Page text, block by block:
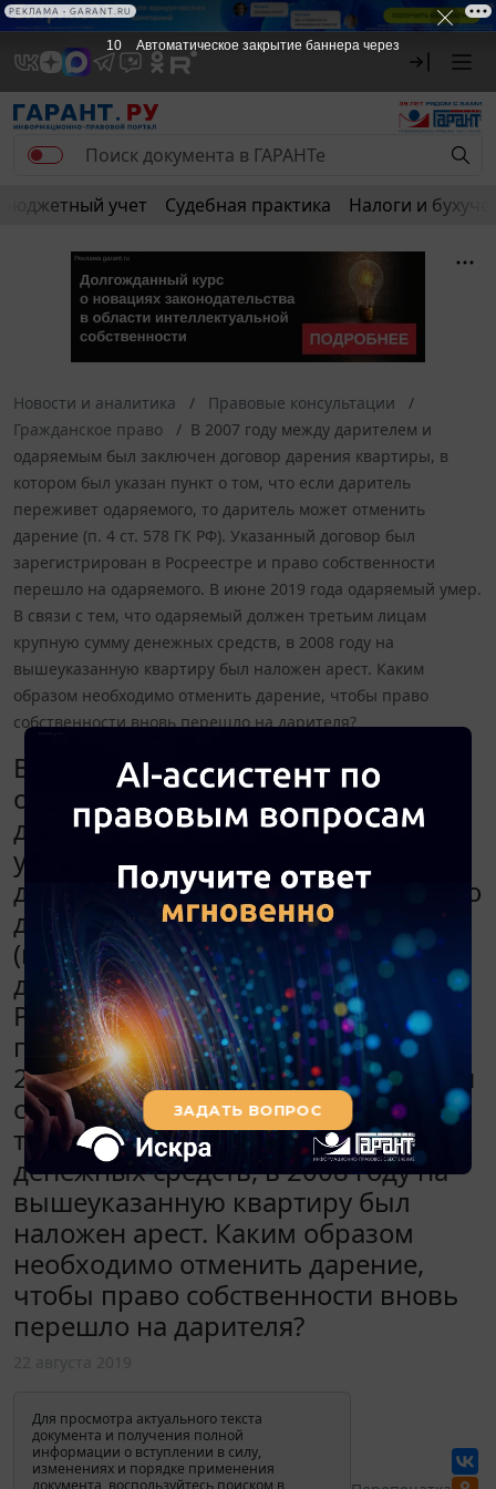
Бюджетный учет Судебная практика Налоги и
Новости и аналитика
Правовые консультации
Гражданское право
В 2007 году между дарителем и
одаряемым был заключен договор дарения квартиры, в
котором был указан пункт о том, что если даритель
переживет одаряемого, то даритель может отменить
дарение (п. 4 ст. 578 ГК РФ). Указанный договор был
зарегистрирован в Росреестре и право собственности
перешло на одаряемого. В июне 2019 года одаряемый умер.
В связи с тем, что одаряемый должен третьим лицам
крупную сумму денежных средств, в 2008 году на
вышеуказанную квартиру был наложен арест. Каким
образом необходимо отменить дарение, чтобы право
собственности вновь перешло на дарителя?
В 2007 году между дарителем и
одаряемым был заключен договор
дарения квартиры, в котором был
указан пункт о том, что если
даритель переживет одаряемого, то
даритель может отменить дарение
(п. 4 ст. 578 ГК РФ). Указанный
договор был зарегистрирован в
Росреестре и право собственности
перешло на одаряемого. В июне
2019 года одаряемый умер. В связи
с тем, что одаряемый должен
третьим лицам крупную сумму
денежных средств, в 2008 году на
вышеуказанную квартиру был
наложен арест. Каким образом
необходимо отменить дарение,
чтобы право собственности вновь
перешло на дарителя?
Для просмотра актуального текста
документа и получения полной
информации о вступлении в силу,
изменениях и порядке применения
документа, воспользуйтесь поиском в
10 Автоматическое закрытие баннера через
РЕКЛАМА • GARANT.RU